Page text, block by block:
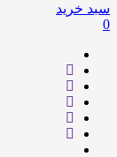
سبد خرید
0